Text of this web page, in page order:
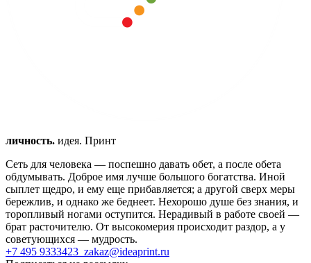
личность. идея. Принт
Сеть для человека — поспешно давать обет, а после обета
обдумывать. Доброе имя лучше большого богатства. Иной
сыплет щедро, и ему еще прибавляется; а другой сверх меры
бережлив, и однако же беднеет. Нехорошо душе без знания, и
торопливый ногами оступится. Нерадивый в работе своей —
брат расточителю. От высокомерия происходит раздор, а у
советующихся — мудрость.
+7 495 9333423 zakaz@ideaprint.ru